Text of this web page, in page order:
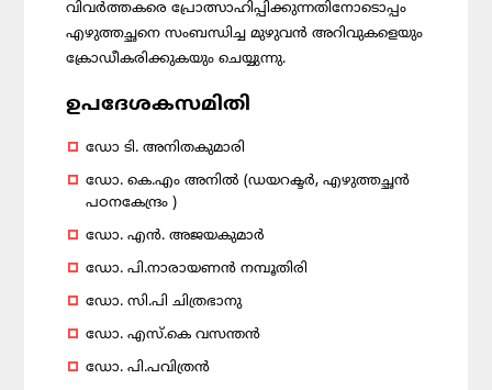
വിവര്‍ത്തകരെ പ്രോത്സാഹിപ്പിക്കുന്നതിനോടൊപ്പം
എഴുത്തച്ഛനെ സംബന്ധിച്ച മുഴുവന്‍ അറിവുകളെയും
ക്രോഡീകരിക്കുകയും ചെയ്യുന്നു.
ഉപദേശകസമിതി
ഡോ ടി. അനിതകുമാരി
ഡോ. കെ.എം അനിൽ (ഡയറക്ടർ, എഴുത്തച്ഛൻ
പഠനകേന്ദ്രം )
ഡോ. എൻ. അജയകുമാർ
ഡോ. പി.നാരായണൻ നമ്പൂതിരി
ഡോ. സി.പി ചിത്രഭാനു
ഡോ. എസ്.കെ വസന്തൻ
ഡോ. പി.പവിത്രൻ